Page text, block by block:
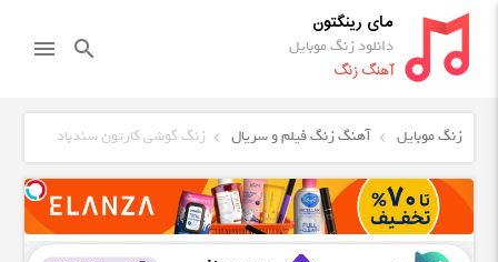
مای رینگتون
دانلود زنگ موبایل
آهنگ زنگ
search
menu
زنگ موبایل آهنگ زنگ فیلم و سریال زنگ گوشی کارتون سندباد